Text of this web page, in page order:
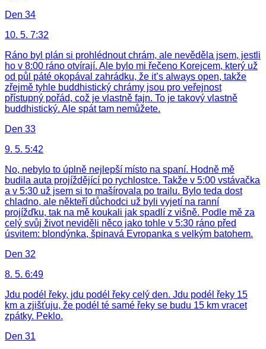
Den 34
10. 5. 7:32
Ráno byl plán si prohlédnout chrám, ale nevěděla jsem, jestli
ho v 8:00 ráno otvírají. Ale bylo mi řečeno Korejcem, který už
od půl páté okopával zahrádku, že it’s always open, takže
zřejmě tyhle buddhistický chrámy jsou pro veřejnost
přístupný pořád, což je vlastně fajn. To je takový vlastně
buddhistický. Ale spát tam nemůžete.
Den 33
9. 5. 5:42
No, nebylo to úplně nejlepší místo na spaní. Hodně mě
budila auta projíždějící po rychlostce. Takže v 5:00 vstávačka
a v 5:30 už jsem si to mašírovala po trailu. Bylo teda dost
chladno, ale někteří důchodci už byli vyjetí na ranní
projížďku, tak na mě koukali jak spadlí z višně. Podle mě za
celý svůj život neviděli něco jako tohle v 5:30 ráno před
úsvitem: blondýnka, špinavá Evropanka s velkým batohem.
Den 32
8. 5. 6:49
Jdu podél řeky, jdu podél řeky celý den. Jdu podél řeky 15
km a zjišťuju, že podél té samé řeky se budu 15 km vracet
zpátky. Peklo.
Den 31